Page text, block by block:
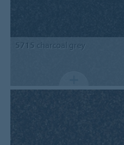
5715 charcoal grey